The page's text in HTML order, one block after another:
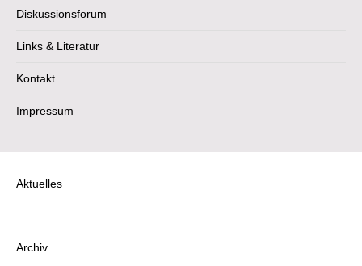
Diskussionsforum
Links & Literatur
Kontakt
Impressum
Aktuelles
Archiv